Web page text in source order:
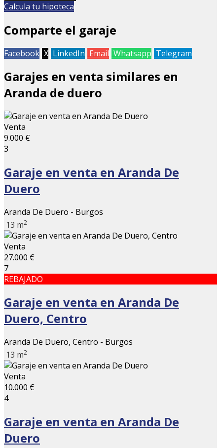
Calcula tu hipoteca
Comparte el garaje
Facebook X LinkedIn Email Whatsapp Telegram
Garajes en venta similares en
Aranda de duero
Venta
9.000 €
3
Garaje en venta en Aranda De
Duero
Aranda De Duero - Burgos
13 m2
Venta
27.000 €
7
REBAJADO
Garaje en venta en Aranda De
Duero, Centro
Aranda De Duero, Centro - Burgos
13 m2
Venta
10.000 €
4
Garaje en venta en Aranda De
Duero